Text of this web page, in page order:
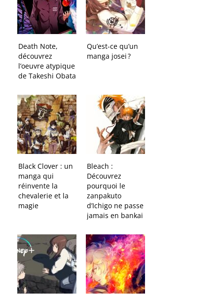
Death Note,
découvrez
l’oeuvre atypique
de Takeshi Obata
Qu’est-ce qu’un
manga josei ?
Black Clover : un
manga qui
réinvente la
chevalerie et la
magie
Bleach :
Découvrez
pourquoi le
zanpakuto
d’Ichigo ne passe
jamais en bankai